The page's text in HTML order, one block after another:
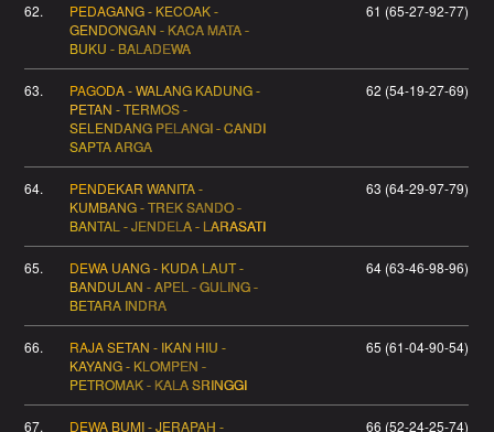
62.
PEDAGANG - KECOAK -
GENDONGAN - KACA MATA -
BUKU - BALADEWA
61 (65-27-92-77)
63.
PAGODA - WALANG KADUNG -
PETAN - TERMOS -
SELENDANG PELANGI - CANDI
SAPTA ARGA
62 (54-19-27-69)
64.
PENDEKAR WANITA -
KUMBANG - TREK SANDO -
BANTAL - JENDELA - LARASATI
63 (64-29-97-79)
65.
DEWA UANG - KUDA LAUT -
BANDULAN - APEL - GULING -
BETARA INDRA
64 (63-46-98-96)
66.
RAJA SETAN - IKAN HIU -
KAYANG - KLOMPEN -
PETROMAK - KALA SRINGGI
65 (61-04-90-54)
67.
DEWA BUMI - JERAPAH -
66 (52-24-25-74)